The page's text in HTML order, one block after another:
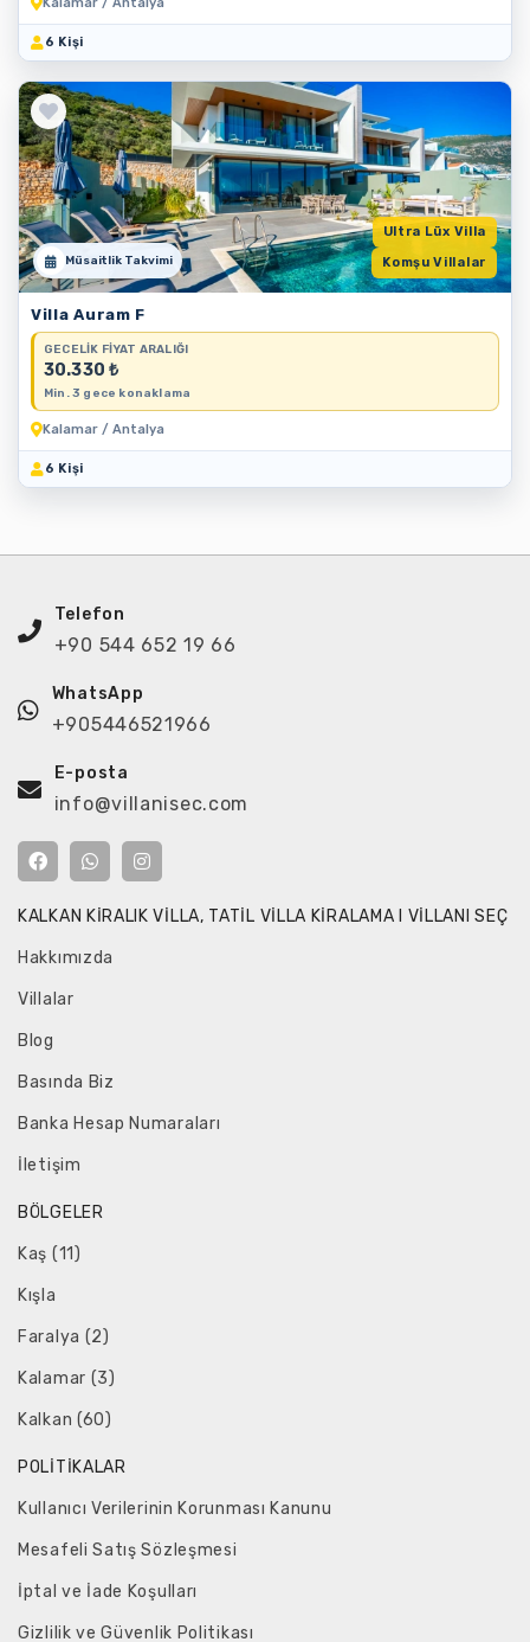
6 Kişi
Müsaitlik Takvimi
Ultra Lüx Villa
Komşu Villalar
Villa Auram F
GECELIK FIYAT ARALIĞI
30.330 ₺
Min. 3 gece konaklama
Kalamar / Antalya
6 Kişi
Telefon
+90 544 652 19 66
WhatsApp
+905446521966
E-posta
info@villanisec.com
KALKAN KIRALIK VILLA, TATIL VILLA KIRALAMA I VILLANI SEÇ
Hakkımızda
Villalar
Blog
Basında Biz
Banka Hesap Numaraları
İletişim
BÖLGELER
Kaş (11)
Kışla
Faralya (2)
Kalamar (3)
Kalkan (60)
POLITIKALAR
Kullanıcı Verilerinin Korunması Kanunu
Mesafeli Satış Sözleşmesi
İptal ve İade Koşulları
Gizlilik ve Güvenlik Politikası